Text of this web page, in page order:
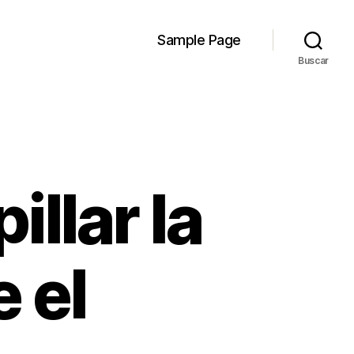
Sample Page
Buscar
la
el